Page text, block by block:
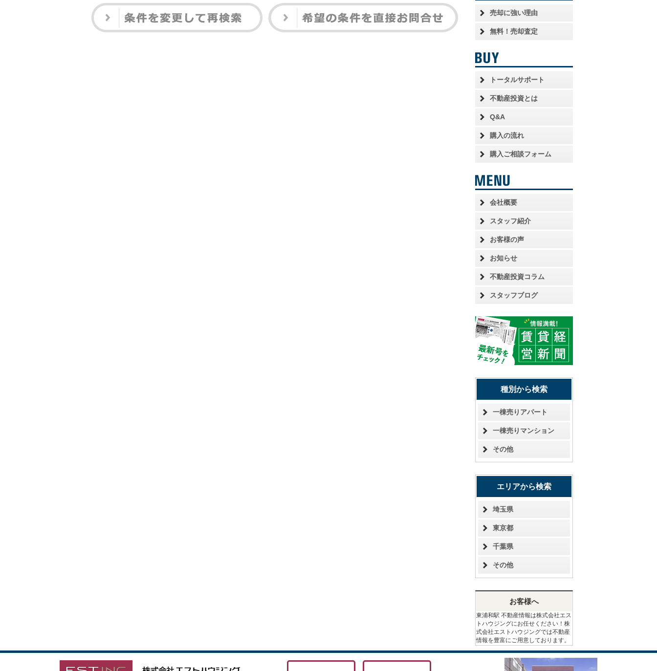
売却に強い理由
無料！売却査定
トータルサポート
不動産投資とは
Q&A
購入の流れ
購入ご相談フォーム
会社概要
スタッフ紹介
お客様の声
お知らせ
不動産投資コラム
スタッフブログ
種別から検索
一棟売りアパート
一棟売りマンション
その他
エリアから検索
埼玉県
東京都
千葉県
その他
お客様へ
東浦和駅 不動産情報は株式会社エス
トハウジングにお任せください！株
式会社エストハウジングでは不動産
情報を豊富にご用意しております。